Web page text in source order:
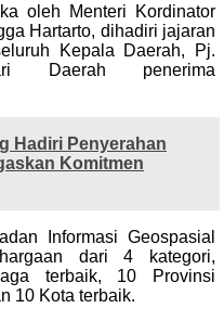
oleh Menteri Kordinator
Hartarto, dihadiri jajaran
Kepala Daerah, Pj.
Daerah penerima
Hadiri Penyerahan
Komitmen
Informasi Geospasial
dari 4 kategori,
terbaik, 10 Provinsi
10 Kota terbaik.